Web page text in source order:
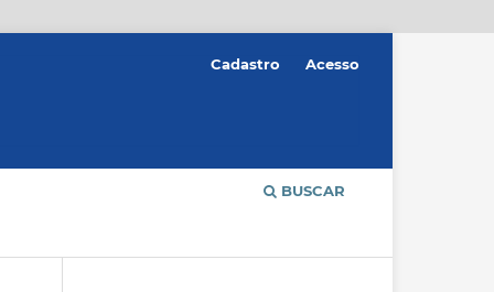
BUSCAR
Cadastro Acesso